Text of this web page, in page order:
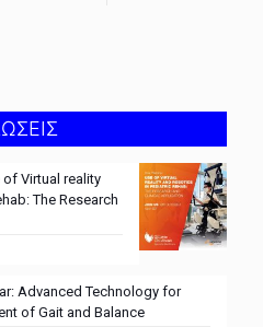
Virtual reality
The Research
Advanced Technology for
of Gait and Balance